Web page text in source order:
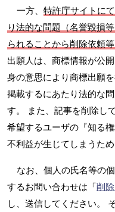
一方、 特許庁サイトに
り法的な問題（名誉毀損
られることから削除依頼
出願人は、商標情報が公
身の意思により商標出願
掲載するにあたり法的な
す。 また、記事を削除し
希望するユーザの『知る
不利益が生じてしまうため
なお、個人の氏名等の
するお問い合わせは「削
し、送信してください。